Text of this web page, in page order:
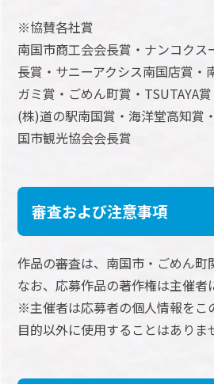
※協賛各社賞
南国市商工会会長賞・ナンコクス
長賞・サニーアクシス南国店賞・
ガミ賞・ごめん町賞・TSUTAYA
(株)道の駅南国賞・海洋堂高知賞
国市観光協会会長賞
審査および注意事項
作品の審査は、南国市・ごめん町
なお、応募作品の著作権は主催者
※主催者は応募者の個人情報をこ
目的以外に使用することはありま